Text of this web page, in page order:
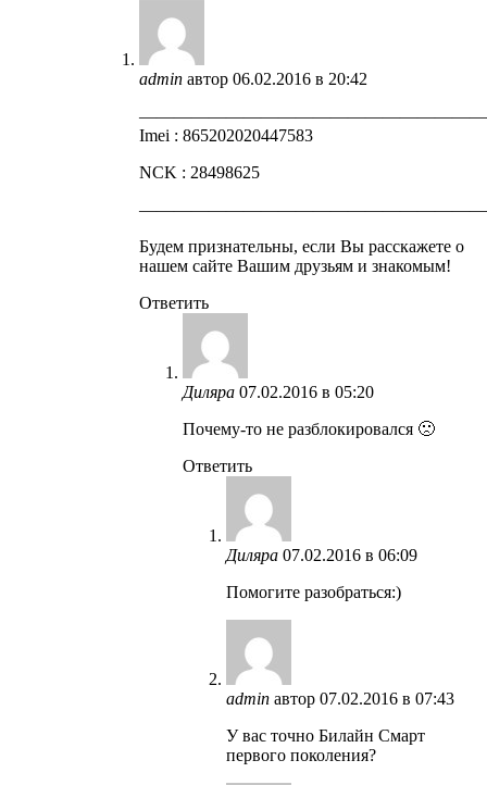
admin автор 06.02.2016 в 20:42
Imei : 865202020447583
NCK : 28498625
Будем признательны, если Вы расскажете о
нашем сайте Вашим друзьям и знакомым!
Ответить
Диляра 07.02.2016 в 05:20
Почему-то не разблокировался 🙁
Ответить
Диляра 07.02.2016 в 06:09
Помогите разобраться:)
admin автор 07.02.2016 в 07:43
У вас точно Билайн Смарт
первого поколения?